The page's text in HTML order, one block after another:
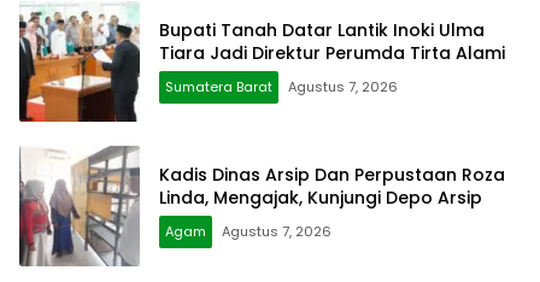
Bupati Tanah Datar Lantik Inoki Ulma
Tiara Jadi Direktur Perumda Tirta Alami
Sumatera Barat Agustus 7, 2026
Kadis Dinas Arsip Dan Perpustaan Roza
Linda, Mengajak, Kunjungi Depo Arsip
Agam Agustus 7, 2026